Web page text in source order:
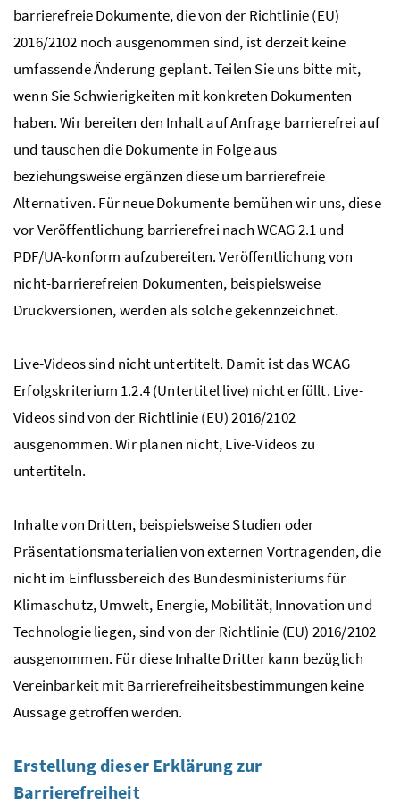
barrierefreie Dokumente, die von der Richtlinie (EU)
2016/2102 noch ausgenommen sind, ist derzeit keine
umfassende Änderung geplant. Teilen Sie uns bitte mit,
wenn Sie Schwierigkeiten mit konkreten Dokumenten
haben. Wir bereiten den Inhalt auf Anfrage barrierefrei auf
und tauschen die Dokumente in Folge aus
beziehungsweise ergänzen diese um barrierefreie
Alternativen. Für neue Dokumente bemühen wir uns, diese
vor Veröffentlichung barrierefrei nach WCAG 2.1 und
PDF/UA-konform aufzubereiten. Veröffentlichung von
nicht-barrierefreien Dokumenten, beispielsweise
Druckversionen, werden als solche gekennzeichnet.
Live-Videos sind nicht untertitelt. Damit ist das WCAG
Erfolgskriterium 1.2.4 (Untertitellive) nicht erfüllt. Live-
Videos sind von der Richtlinie (EU) 2016/2102
ausgenommen. Wir planen nicht,Live-Videos zu
untertiteln.
Inhalte von Dritten, beispielsweise Studien oder
Präsentationsmaterialien von externen Vortragenden, die
nicht im Einflussbereich des Bundesministeriums für
Klimaschutz, Umwelt, Energie, Mobilität, Innovation und
Technologie liegen, sind von der Richtlinie (EU) 2016/2102
ausgenommen. Für diese Inhalte Dritter kann bezüglich
Vereinbarkeit mit Barrierefreiheitsbestimmungen keine
Aussage getroffen werden.
Erstellung dieser Erklärung zur
Barrierefreiheit